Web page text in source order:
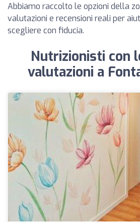
Abbiamo raccolto le opzioni della
valutazioni e recensioni reali per
scegliere con fiducia.
Nutrizionisti con
valutazioni a